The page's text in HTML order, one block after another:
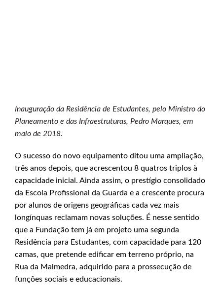
Inauguração da Residência de Estudantes, pelo Ministro do
Planeamento e das Infraestruturas, Pedro Marques, em
maio de 2018.
O sucesso do novo equipamento ditou uma ampliação,
três anos depois, que acrescentou 8 quatros triplos à
capacidade inicial. Ainda assim, o prestígio consolidado
da Escola Profissional da Guarda e a crescente procura
por alunos de origens geográficas cada vez mais
longínquas reclamam novas soluções. É nesse sentido
que a Fundação tem já em projeto uma segunda
Residência para Estudantes, com capacidade para 120
camas, que pretende edificar em terreno próprio, na
Rua da Malmedra, adquirido para a prossecução de
funções sociais e educacionais.